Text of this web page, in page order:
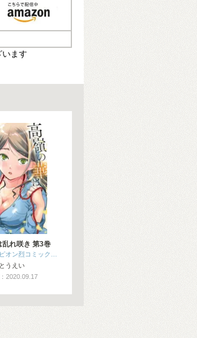
ます
乱れ咲き 第3巻
オン烈コミック…
うえい
2020.09.17